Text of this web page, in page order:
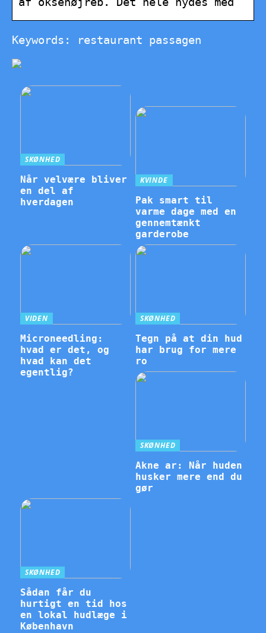
Keywords: restaurant passagen
SKØNHED
Når velvære bliver
en del af
hverdagen
KVINDE
Pak smart til
varme dage med en
gennemtænkt
garderobe
VIDEN
Microneedling:
hvad er det, og
hvad kan det
egentlig?
SKØNHED
Tegn på at din hud
har brug for mere
ro
SKØNHED
Akne ar: Når huden
husker mere end du
gør
SKØNHED
Sådan får du
hurtigt en tid hos
en lokal hudlæge i
København